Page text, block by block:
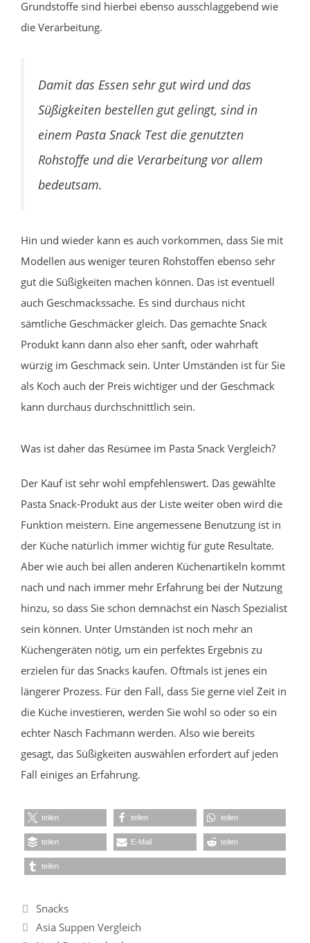
Grundstoffe sind hierbei ebenso ausschlaggebend wie
die Verarbeitung.
Damit das Essen sehr gut wird und das
Süßigkeiten bestellen gut gelingt, sind in
einem Pasta Snack Test die genutzten
Rohstoffe und die Verarbeitung vor allem
bedeutsam.
Hin und wieder kann es auch vorkommen, dass Sie mit
Modellen aus weniger teuren Rohstoffen ebenso sehr
gut die Süßigkeiten machen können. Das ist eventuell
auch Geschmackssache. Es sind durchaus nicht
sämtliche Geschmäcker gleich. Das gemachte Snack
Produkt kann dann also eher sanft, oder wahrhaft
würzig im Geschmack sein. Unter Umständen ist für Sie
als Koch auch der Preis wichtiger und der Geschmack
kann durchaus durchschnittlich sein.
Was ist daher das Resümee im Pasta Snack Vergleich?
Der Kauf ist sehr wohl empfehlenswert. Das gewählte
Pasta Snack-Produkt aus der Liste weiter oben wird die
Funktion meistern. Eine angemessene Benutzung ist in
der Küche natürlich immer wichtig für gute Resultate.
Aber wie auch bei allen anderen Küchenartikeln kommt
nach und nach immer mehr Erfahrung bei der Nutzung
hinzu, so dass Sie schon demnächst ein Nasch Spezialist
sein können. Unter Umständen ist noch mehr an
Küchengeräten nötig, um ein perfektes Ergebnis zu
erzielen für das Snacks kaufen. Oftmals ist jenes ein
längerer Prozess. Für den Fall, dass Sie gerne viel Zeit in
die Küche investieren, werden Sie wohl so oder so ein
echter Nasch Fachmann werden. Also wie bereits
gesagt, das Süßigkeiten auswählen erfordert auf jeden
Fall einiges an Erfahrung.
teilen teilen teilen
teilen E-Mail teilen
teilen
Kategorien
Snacks
Asia Suppen Vergleich